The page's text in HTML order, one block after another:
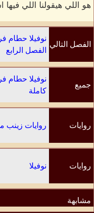
هو اللي هيقولنا اللي فيها
الفصل التالي
نوفيلا حطام
الفصل الرابع
جميع
نوفيلا حطام
كاملة
روايات روايات زينب
روايات
مشابهة
نوفيلا